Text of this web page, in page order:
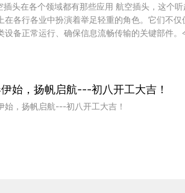
头在各个领域都有那些应用 航空插头，这个听
在各行各业中扮演着举足轻重的角色。它们不
设备正常运行、确保信息流畅传输的关键部件
始，扬帆启航---初八开工大吉！
始，扬帆启航---初八开工大吉！